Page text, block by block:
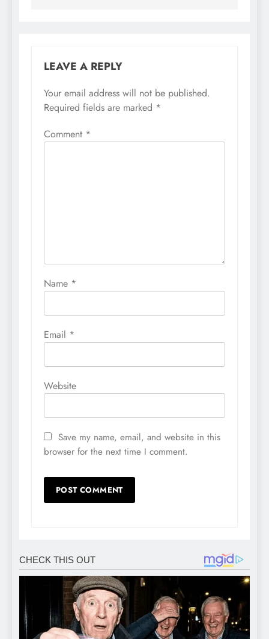
LEAVE A REPLY
Your email address will not be published.
Required fields are marked *
Comment *
Name *
Email *
Website
Save my name, email, and website in this
browser for the next time I comment.